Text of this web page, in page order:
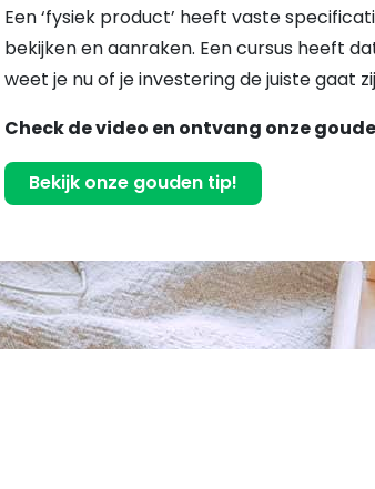
Een ‘fysiek product’ heeft vaste
bekijken en aanraken. Een cursus heeft
weet je nu of je investering de juiste gaat
Check de video en ontvang onze
Bekijk onze gouden tip!